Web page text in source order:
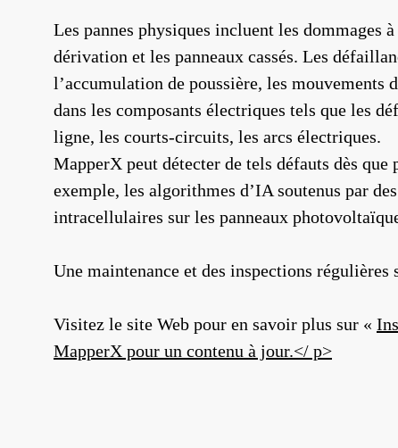
Les pannes physiques incluent les dommages
dérivation et les panneaux cassés. Les
l’accumulation de poussière, les mouvements
dans les composants électriques tels que les
ligne, les courts-circuits, les arcs électriques.
MapperX peut détecter de tels défauts dès
exemple, les algorithmes d’IA soutenus par
intracellulaires sur les panneaux
Une maintenance et des inspections
Visitez le site Web pour en savoir plus sur «
MapperX pour un contenu à jour.</ p>